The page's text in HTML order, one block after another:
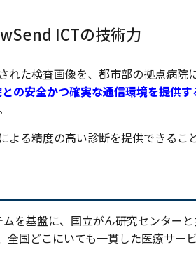
ICTの技術力
た検査画像を、都市部の拠点病院
の安全かつ確実な通信環境を提供
よる精度の高い診断を提供できるこ
を基盤に、国立がん研究センター
国どこにいても一貫した医療サー